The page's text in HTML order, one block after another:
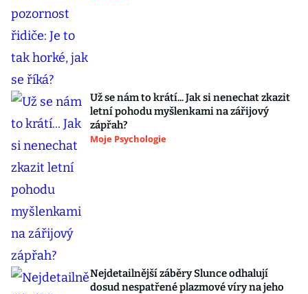
Už se nám to krátí... Jak si nenechat zkazit
letní pohodu myšlenkami na zářijový
zápřah?
Moje Psychologie
Nejdetailnější záběry Slunce odhalují
dosud nespatřené plazmové víry na jeho